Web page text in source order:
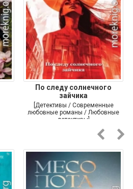
По следу солнечного
зайчика
[Детективы / Современные
любовные романы / Любовные
детективы]